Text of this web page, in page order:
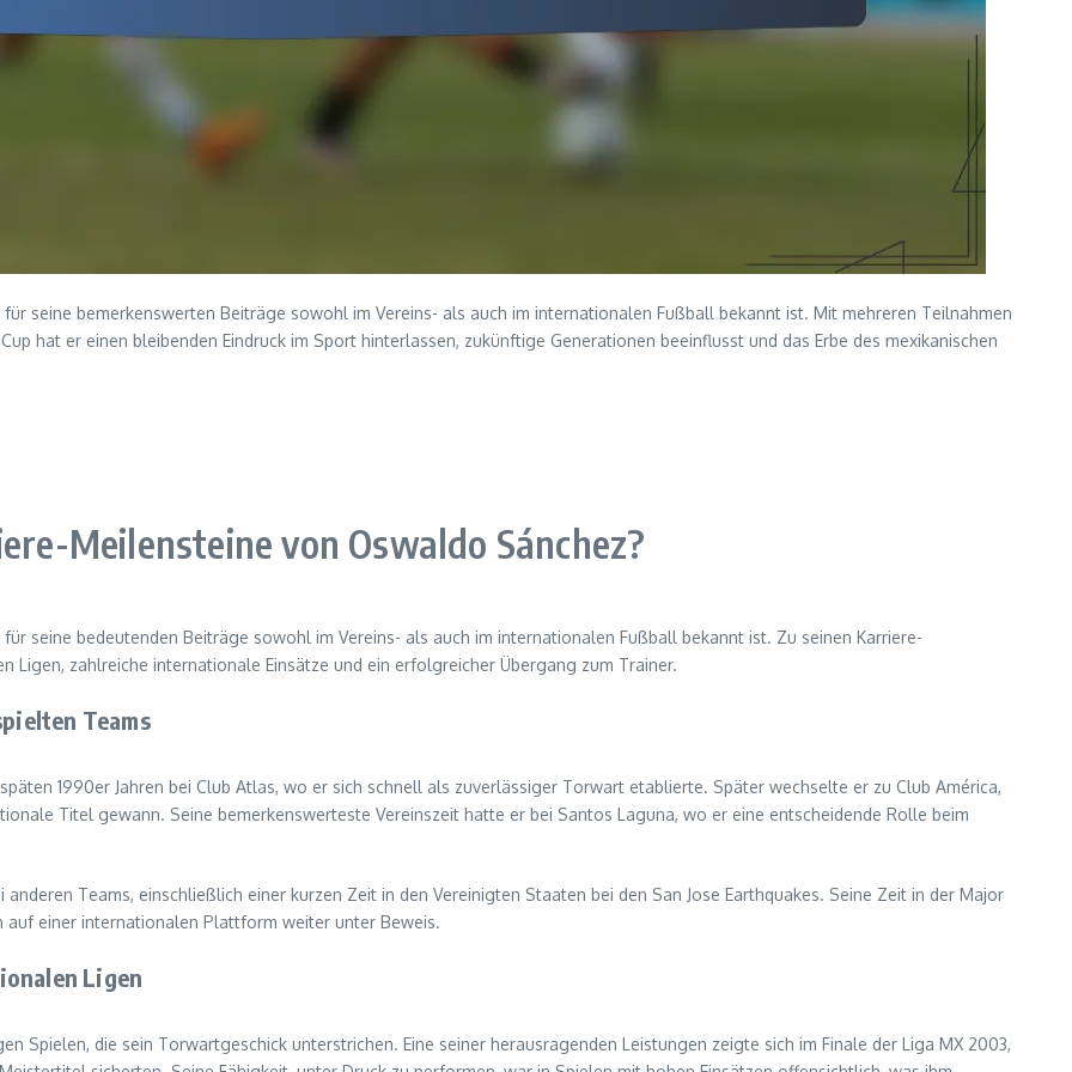
seine bemerkenswerten Beiträge sowohl im Vereins- als auch im internationalen Fußball bekannt ist. Mit mehreren Teilnahmen
hat er einen bleibenden Eindruck im Sport hinterlassen, zukünftige Generationen beeinflusst und das Erbe des mexikanischen
Meilensteine von Oswaldo Sánchez?
seine bedeutenden Beiträge sowohl im Vereins- als auch im internationalen Fußball bekannt ist. Zu seinen Karriere-
Ligen, zahlreiche internationale Einsätze und ein erfolgreicher Übergang zum Trainer.
Teams
1990er Jahren bei Club Atlas, wo er sich schnell als zuverlässiger Torwart etablierte. Später wechselte er zu Club América,
Titel gewann. Seine bemerkenswerteste Vereinszeit hatte er bei Santos Laguna, wo er eine entscheidende Rolle beim
Teams, einschließlich einer kurzen Zeit in den Vereinigten Staaten bei den San Jose Earthquakes. Seine Zeit in der Major
auf einer internationalen Plattform weiter unter Beweis.
Ligen
Spielen, die sein Torwartgeschick unterstrichen. Eine seiner herausragenden Leistungen zeigte sich im Finale der Liga MX 2003,